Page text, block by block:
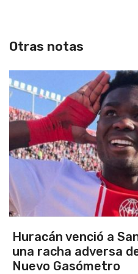
Otras notas
Argentina se quedó
clasificó finalista del